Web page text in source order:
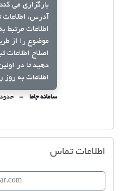
بارگزاری می
آدرس، اطلاعات
اطلاعات مرتبط
موضوع را از
اصلاح اطلاعات
دهید تا در
اطلاعات به
سامانه جاما حدود ۳ ساعت از حال
اطلاعات تماس